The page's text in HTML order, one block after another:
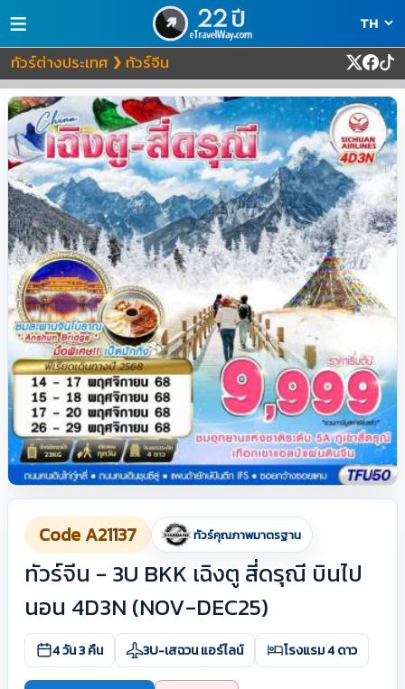
≡
ทัวร์ต่างประเทศ ❯ ทัวร์จีน
Code A21137 ทัวร์คุณภาพมาตรฐาน
ทัวร์จีน - 3U BKK เฉิงตู สี่ดรุณี บินไป
นอน 4D3N (NOV-DEC25)
4 วัน 3 คืน 3U-เสฉวน แอร์ไลน์ โรงแรม 4 ดาว